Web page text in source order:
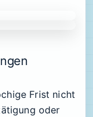
Frist nicht
oder